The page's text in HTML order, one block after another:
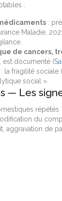
:
:
Maladie,
de cancers,
est documenté (
: la fragilité sociale
social ».
— Les
répétés
du
aggravation de